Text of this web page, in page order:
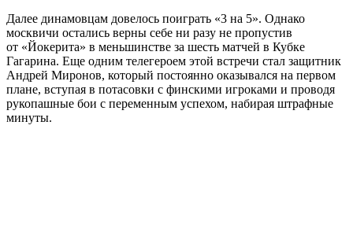
Далее динамовцам довелось поиграть «3 на 5». Однако
москвичи остались верны себе ни разу не пропустив
от «Йокерита» в меньшинстве за шесть матчей в Кубке
Гагарина. Еще одним телегероем этой встречи стал защитник
Андрей Миронов, который постоянно оказывался на первом
плане, вступая в потасовки с финскими игроками и проводя
рукопашные бои с переменным успехом, набирая штрафные
минуты.